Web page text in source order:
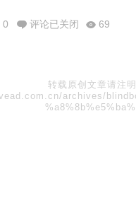
0 评论已关闭 69
转载原创文章请注
archives/